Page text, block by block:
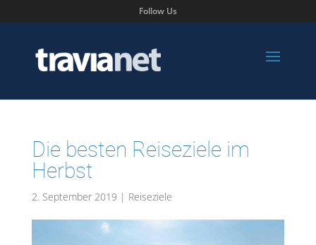
Follow Us
Die besten Reiseziele im
Herbst
2. September 2019 | Reiseziele